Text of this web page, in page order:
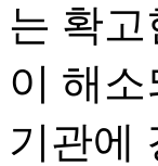
는 확
이 해
기관에